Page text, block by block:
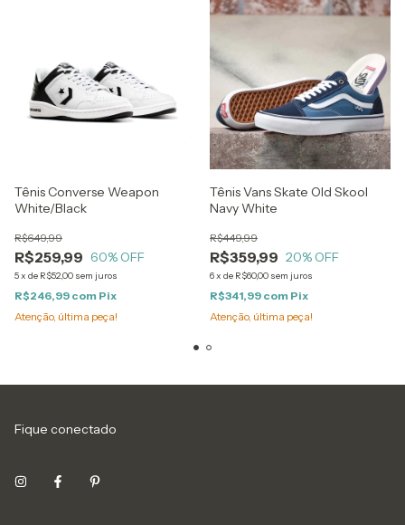
Tênis Converse Weapon
White/Black
R$259,99
R$649,99
60% OFF
5x de R$52,00 sem juros
R$246,99 com Pix
Atenção, última peça!
Tênis Vans Skate Old Skool
Navy White
R$359,99
R$449,99
20% OFF
6x de R$60,00 sem juros
R$341,99 com Pix
Atenção, última peça!
Fique conectado